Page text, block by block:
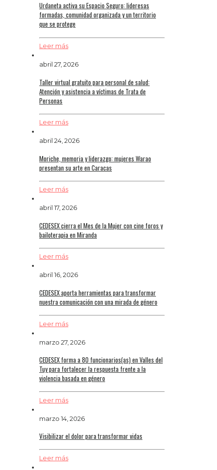
Urdaneta activa su Espacio Seguro: lideresas
formadas, comunidad organizada y un territorio
que se protege
Leer más
abril 27, 2026
Taller virtual gratuito para personal de salud:
Atención y asistencia a víctimas de Trata de
Personas
Leer más
abril 24, 2026
Moriche, memoria y liderazgo: mujeres Warao
presentan su arte en Caracas
Leer más
abril 17, 2026
CEDESEX cierra el Mes de la Mujer con cine foros y
bailoterapia en Miranda‌
Leer más
abril 16, 2026
CEDESEX aporta herramientas para transformar
nuestra comunicación con una mirada de género
Leer más
marzo 27, 2026
CEDESEX forma a 80 funcionarios(as) en Valles del
Tuy para fortalecer la respuesta frente a la
violencia basada en género
Leer más
marzo 14, 2026
Visibilizar el dolor para transformar vidas
Leer más